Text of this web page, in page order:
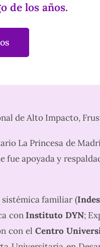
de los años.
de Alto Impacto,
La Princesa de
apoyada y
sistémica familiar (
conInstituto DYN;
con elCentro